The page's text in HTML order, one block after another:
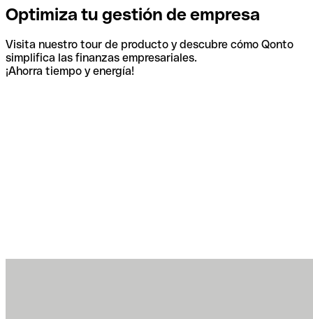
Optimiza tu gestión de empresa
Visita nuestro tour de producto y descubre cómo Qonto
simplifica las finanzas empresariales.
¡Ahorra tiempo y energía!